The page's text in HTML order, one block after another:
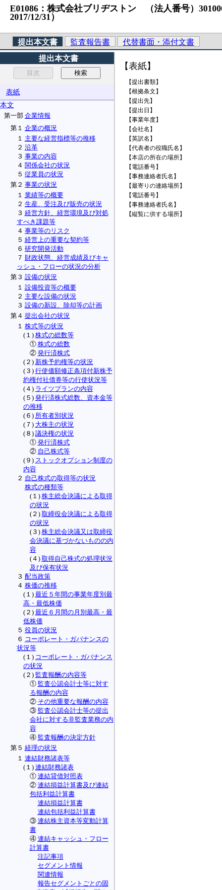
E01086：株式会社ブリヂストン （法人番号）
2017/12/31）
提出本文書 監査報告書
代替書面・添付文書
提出本文書